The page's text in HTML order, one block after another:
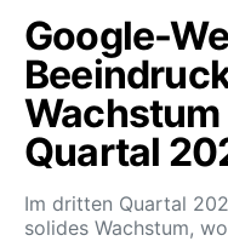
Google-
Quartal
Im dritten Quartal
solides Wachstum,